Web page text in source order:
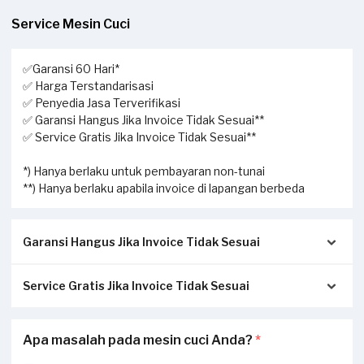
Service Mesin Cuci
✅Garansi 60 Hari*
✅ Harga Terstandarisasi
✅ Penyedia Jasa Terverifikasi
✅ Garansi Hangus Jika Invoice Tidak Sesuai**
✅ Service Gratis Jika Invoice Tidak Sesuai**
*) Hanya berlaku untuk pembayaran non-tunai
**) Hanya berlaku apabila invoice di lapangan berbeda
Garansi Hangus Jika Invoice Tidak Sesuai
Pastikan kwitansi/invoice yang diterbitkan dari Sejasa
Invoice akan dikirimkan via Email / Whatsapp.
Jika tidak sesuai, garansi akan hangus.
Service Gratis Jika Invoice Tidak Sesuai
pengerjaan service di lapangan dengan transaksi yang
Apa masalah pada mesin cuci Anda? *